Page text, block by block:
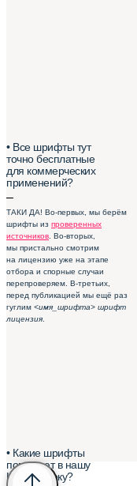
• Все шрифты тут
точно бесплатные
для коммерческих
применений?
–
ТАКИ ДА! Во-первых, мы берём
шрифты из проверенных
источников . Во-вторых,
мы пристально смотрим
на лицензию уже на этапе
отбора и спорные случаи
перепроверяем. В-третьих,
перед публикацией мы ещё раз
гуглим <имя_шрифта> шрифт
лицензия
• Какие шрифты
попадают в нашу
Шрифтотеку?